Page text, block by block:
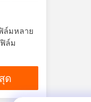
ล์มหลาย
ล์ม
ด